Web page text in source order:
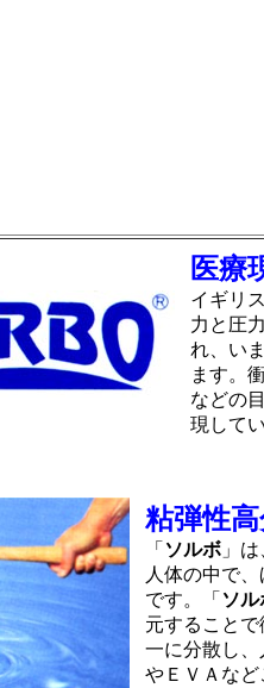
医療
イギリ
力と圧
れ、い
ます。
などの
現して
粘弾性
「 ソルボ 」
人体の中で
です。「 ソル
元すること
一に分散し、
やＥＶＡな